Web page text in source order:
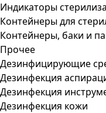
Индикаторы
Контейнеры для
Контейнеры, баки и
Прочее
Дезинфицирующие
Дезинфекция
Дезинфекция
Дезинфекция кожи